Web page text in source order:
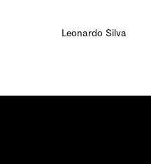
Leonardo Silva